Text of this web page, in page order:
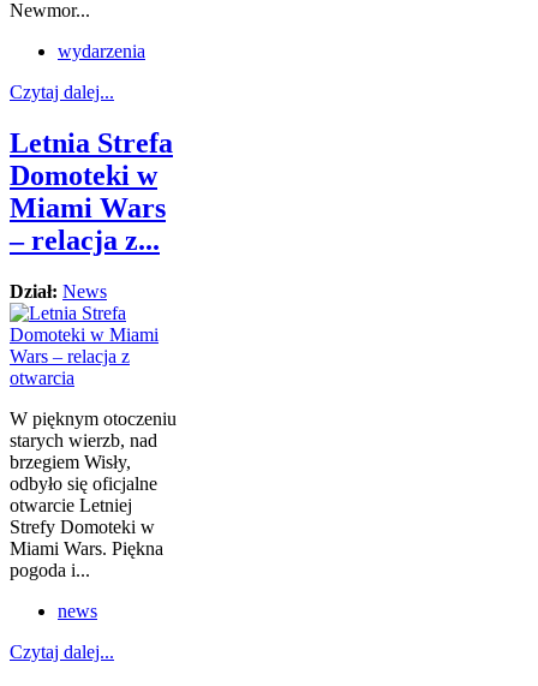
Newmor...
wydarzenia
Czytaj dalej...
Letnia Strefa
Domoteki w
Miami Wars
– relacja z...
Dział: News
W pięknym otoczeniu
starych wierzb, nad
brzegiem Wisły,
odbyło się oficjalne
otwarcie Letniej
Strefy Domoteki w
Miami Wars. Piękna
pogoda i...
news
Czytaj dalej...